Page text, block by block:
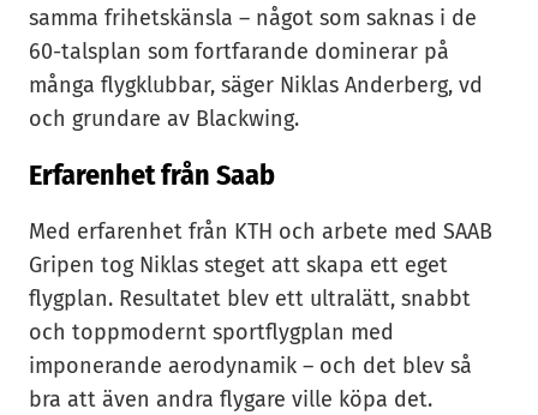
samma frihetskänsla – något som saknas i de
60-talsplan som fortfarande dominerar på
många flygklubbar, säger Niklas Anderberg, vd
och grundare av Blackwing.
Erfarenhet från Saab
Med erfarenhet från KTH och arbete med SAAB
Gripen tog Niklas steget att skapa ett eget
flygplan. Resultatet blev ett ultralätt, snabbt
och toppmodernt sportflygplan med
imponerande aerodynamik – och det blev så
bra att även andra flygare ville köpa det.